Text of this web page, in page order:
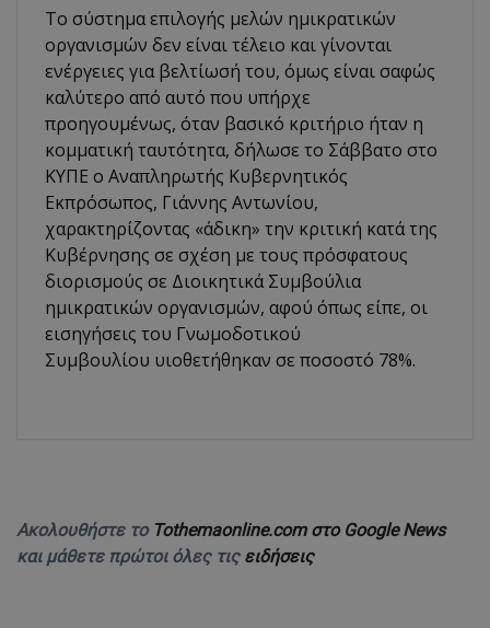
Το σύστημα επιλογής μελών ημικρατικών
οργανισμών δεν είναι τέλειο και γίνονται
ενέργειες για βελτίωσή του, όμως είναι σαφώς
καλύτερο από αυτό που υπήρχε
προηγουμένως, όταν βασικό κριτήριο ήταν η
κομματική ταυτότητα, δήλωσε το Σάββατο στο
ΚΥΠΕ ο Αναπληρωτής Κυβερνητικός
Εκπρόσωπος, Γιάννης Αντωνίου,
χαρακτηρίζοντας «άδικη» την κριτική κατά της
Κυβέρνησης σε σχέση με τους πρόσφατους
διορισμούς σε Διοικητικά Συμβούλια
ημικρατικών οργανισμών, αφού όπως είπε, οι
εισηγήσεις του Γνωμοδοτικού
Συμβουλίου υιοθετήθηκαν σε ποσοστό 78%.
Ακολουθήστε το Tothemaonline.com στο Google News
και μάθετε πρώτοι όλες τις ειδήσεις